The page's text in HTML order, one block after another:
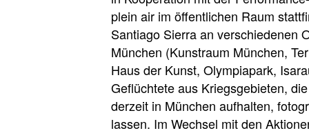
plein air im öffentlichen Raum
Santiago Sierra an verschiedenen
München (Kunstraum München,
Haus der Kunst, Olympiapark,
Geflüchtete aus Kriegsgebieten,
derzeit in München aufhalten,
lassen. Im Wechsel mit den